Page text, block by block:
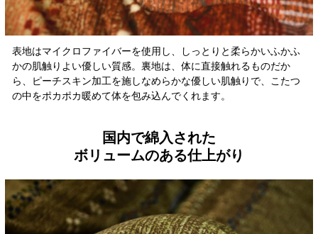
表地はマイクロファイバーを使用し、しっとりと柔らかいふかふ
かの肌触りよい優しい質感。裏地は、体に直接触れるものだか
ら、ピーチスキン加工を施しなめらかな優しい肌触りで、こたつ
の中をポカポカ暖めて体を包み込んでくれます。
国内で綿入された
ボリュームのある仕上がり